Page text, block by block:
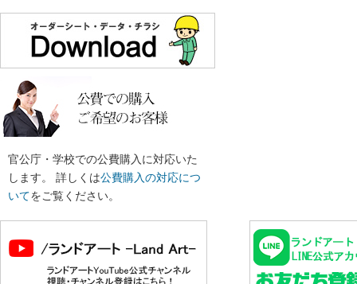
官公庁・学校での公費購入に対応いた
します。 詳しくは公費購入の対応につ
いてをご覧ください。